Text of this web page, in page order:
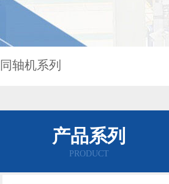
同轴机系列
产品系列
PRODUCT